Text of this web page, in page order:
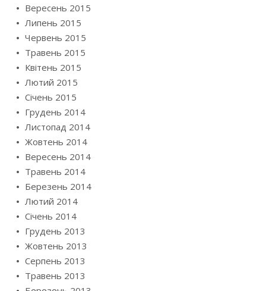
Вересень 2015
Липень 2015
Червень 2015
Травень 2015
Квітень 2015
Лютий 2015
Січень 2015
Грудень 2014
Листопад 2014
Жовтень 2014
Вересень 2014
Травень 2014
Березень 2014
Лютий 2014
Січень 2014
Грудень 2013
Жовтень 2013
Серпень 2013
Травень 2013